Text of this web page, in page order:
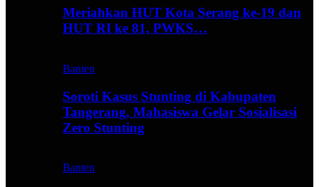
Meriahkan HUT Kota Serang ke-19 dan
HUT RI ke 81, PWKS…
Banten
Soroti Kasus Stunting di Kabupaten
Tangerang, Mahasiswa Gelar Sosialisasi
Zero Stunting
Banten